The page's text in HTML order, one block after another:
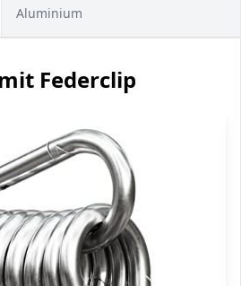
Aluminium
Federclip